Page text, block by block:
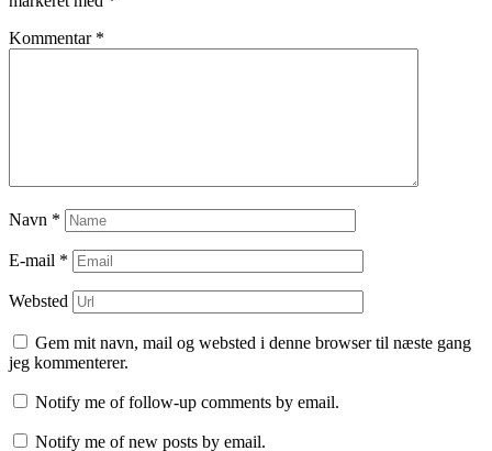
Kommentar *
Navn *
E-mail *
Websted
Gem mit navn, mail og websted i denne browser til næste gang
jeg kommenterer.
Notify me of follow-up comments by email.
Notify me of new posts by email.